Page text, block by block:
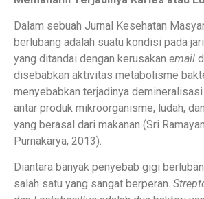
Dalam sebuah Jurnal Kesehatan
berlubang adalah suatu kondisi pada
yang ditandai dengan kerusakan email
disebabkan aktivitas metabolisme
menyebabkan terjadinya
antar produk mikroorganisme, ludah,
yang berasal dari makanan (Sri
Purnakarya, 2013).
Diantara banyak penyebab gigi
salah satu yang sangat berperan.